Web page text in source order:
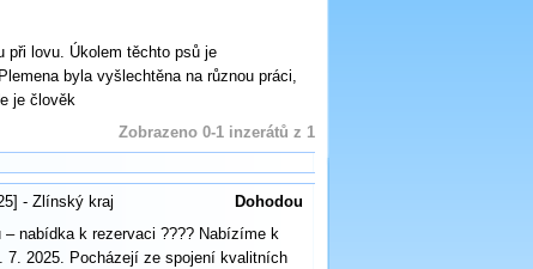
při lovu. Úkolem těchto psů je
byla vyšlechtěna na různou práci,
je člověk
Zobrazeno 0-1 inzerátů z 1
- Zlínský kraj
Dohodou
nabídka k rezervaci ???? Nabízíme k
7. 2025. Pocházejí ze spojení kvalitních